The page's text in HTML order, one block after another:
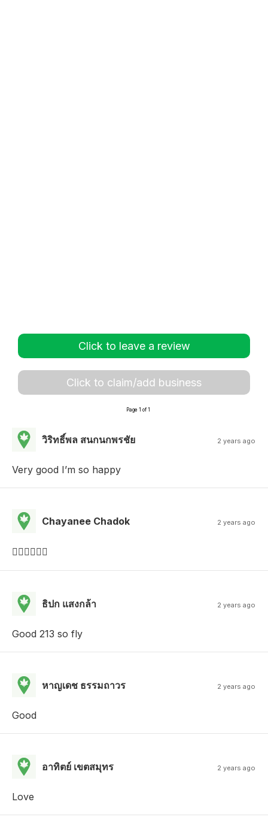
Click to leave a review
Click to claim/add business
Page 1 of 1
วิริทธิ์พล สนกนกพรชัย 2 years ago
Very good I’m so happy
Chayanee Chadok 2 years ago
👍🏻👍🏻👍🏻
ธิปก แสงกล้า 2 years ago
Good 213 so fly
หาญเดช ธรรมถาวร 2 years ago
Good
อาทิตย์ เขตสมุทร 2 years ago
Love